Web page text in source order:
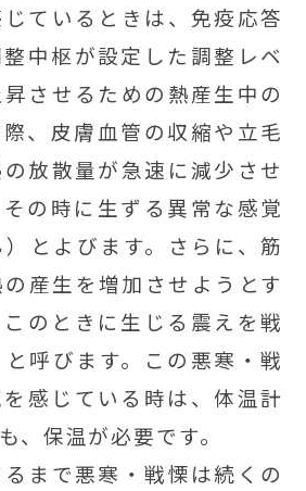
ているときは、免疫応答
中枢が設定した調整レベ
させるための熱産生中の
、皮膚血管の収縮や立毛
放散量が急速に減少させ
の時に生ずる異常な感覚
とよびます。さらに、筋
産生を増加させようとす
のときに生じる震えを戦
呼びます。この悪寒・戦
感じている時は、体温計
、保温が必要です。
まで悪寒・戦慄は続くの